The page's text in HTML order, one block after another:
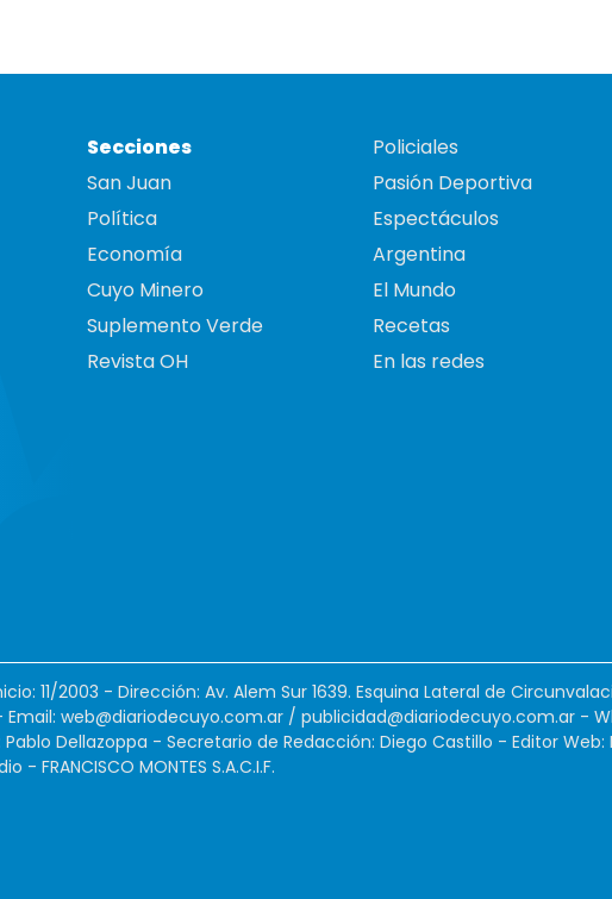
Secciones
San Juan
Política
Economía
Cuyo Minero
Suplemento Verde
Revista OH
Policiales
Pasión Deportiva
Espectáculos
Argentina
El Mundo
Recetas
En las redes
11/2003 - Dirección: Av. Alem Sur 1639. Esquina Lateral de
Email: web@diariodecuyo.com.ar / publicidad@diariodecuyo.com.ar -
Dellazoppa - Secretario de Redacción: Diego Castillo - Editor Web:
FRANCISCO MONTES S.A.C.I.F.